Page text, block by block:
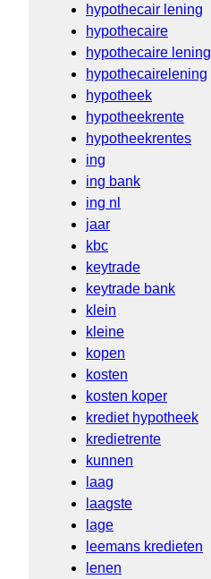
hypothecair lening
hypothecaire
hypothecaire lening
hypothecairelening
hypotheek
hypotheekrente
hypotheekrentes
ing
ing bank
ing nl
jaar
kbc
keytrade
keytrade bank
klein
kleine
kopen
kosten
kosten koper
krediet hypotheek
kredietrente
kunnen
laag
laagste
lage
leemans kredieten
lenen